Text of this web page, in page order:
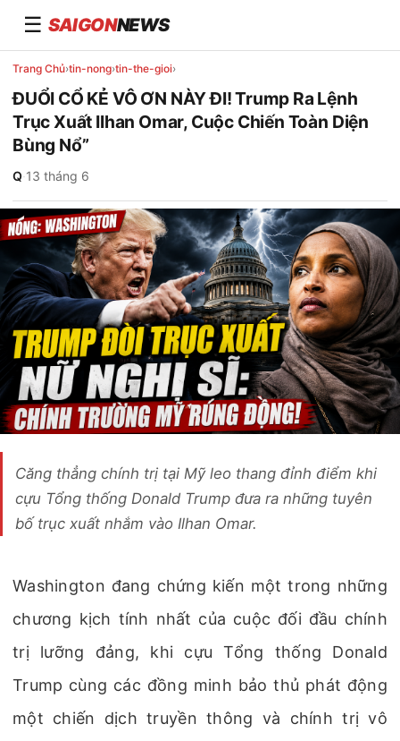
☰ SAIGONNEWS
Trang Chủ›tin-nong›tin-the-gioi›
ĐUỔI CỔ KẺ VÔ ƠN NÀY ĐI! Trump Ra Lệnh
Trục Xuất Ilhan Omar, Cuộc Chiến Toàn Diện
Bùng Nổ”
Q·13 tháng 6
Căng thẳng chính trị tại Mỹ leo thang đỉnh điểm khi
cựu Tổng thống Donald Trump đưa ra những tuyên
bố trục xuất nhắm vào Ilhan Omar.
Washington đang chứng kiến một trong những
chương kịch tính nhất của cuộc đối đầu chính
trị lưỡng đảng, khi cựu Tổng thống Donald
Trump cùng các đồng minh bảo thủ phát động
một chiến dịch truyền thông và chính trị vô